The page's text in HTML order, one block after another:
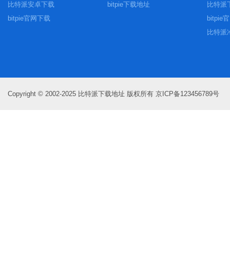
比特派安卓下载
bitpie官网下载
bitpie下载地址
比特派
bitpie
比特派
Copyright © 2002-2025 比特派下载地址 版权所有 京ICP备123456789号